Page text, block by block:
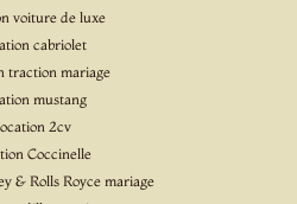
voiture de luxe
cabriolet
traction mariage
mustang
2cv
Coccinelle
& Rolls Royce mariage